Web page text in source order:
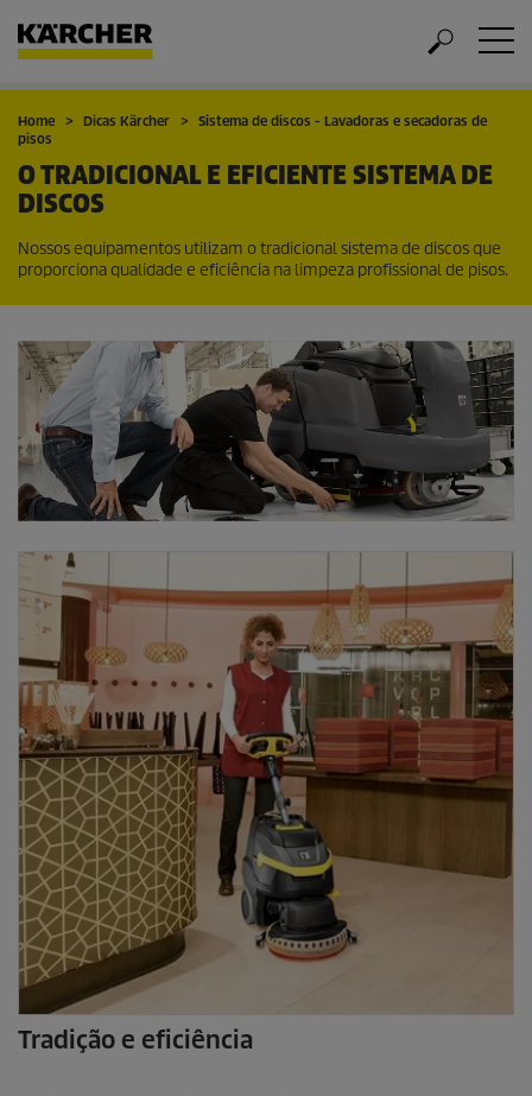
Home Dicas Kärcher
Sistema de discos - Lavadoras e secadoras de
pisos
O TRADICIONAL E EFICIENTE SISTEMA DE
DISCOS
Nossos equipamentos utilizam o tradicional sistema de discos que
proporciona qualidade e eficiência na limpeza profissional de pisos.
Tradição e eficiência